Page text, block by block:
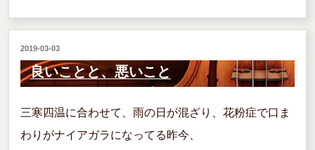
c
e
b
o
o
k
tt
er
e
投
稿
日:
2019-03-03
良いことと、悪いこと
三寒四温に合わせて、雨の日が混ざり、花粉症で口ま
わりがナイアガラになってる昨今、